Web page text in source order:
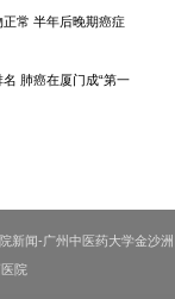
正常 半年后晚期癌症
肺癌在厦门成“第一
新闻-广州中医药大学金沙洲
院